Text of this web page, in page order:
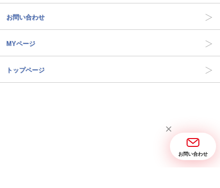
お問い合わせ
MYページ
トップページ
お問い合わせ